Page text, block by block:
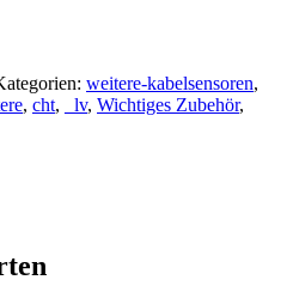
weitere-kabelsensoren,
, cht, _lv, Wichtiges Zubehör,